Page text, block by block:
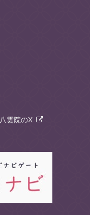
八雲院のX